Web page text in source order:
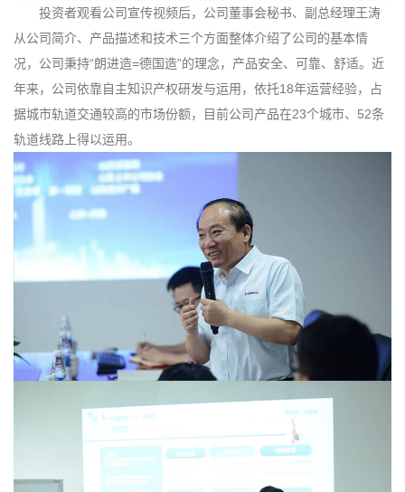
投资者观看公司宣传视频后，公司董事会秘书、副总经理王涛
从公司简介、产品描述和技术三个方面整体介绍了公司的基本情
况，公司秉持“朗进造=德国造”的理念，产品安全、可靠、舒适。近
年来，公司依靠自主知识产权研发与运用，依托18年运营经验，占
据城市轨道交通较高的市场份额，目前公司产品在23个城市、52条
轨道线路上得以运用。